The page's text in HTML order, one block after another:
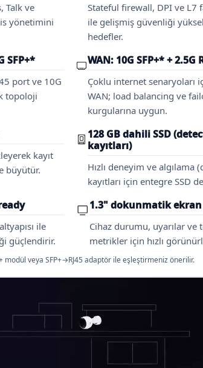
Talk ve
yönetimini
Stateful firewall, DPI ve L7
ile gelişmiş güvenliği
hedefler.
SFP+*
port ve 10G
topoloji
WAN: 10G SFP+* + 2.5G
Çoklu internet senaryoları
WAN; load balancing ve
kurgularına uygun.
kayıt
büyütür.
128 GB dahili SSD
kayıtları)
Hızlı deneyim ve algılama
kayıtları için entegre SSD
ile
güçlendirir.
1.3" dokunmatik ekran
Cihaz durumu, uyarılar ve
metrikler için hızlı
modül veya SFP+→RJ45 adaptör ile eşleştirmeniz önerilir.